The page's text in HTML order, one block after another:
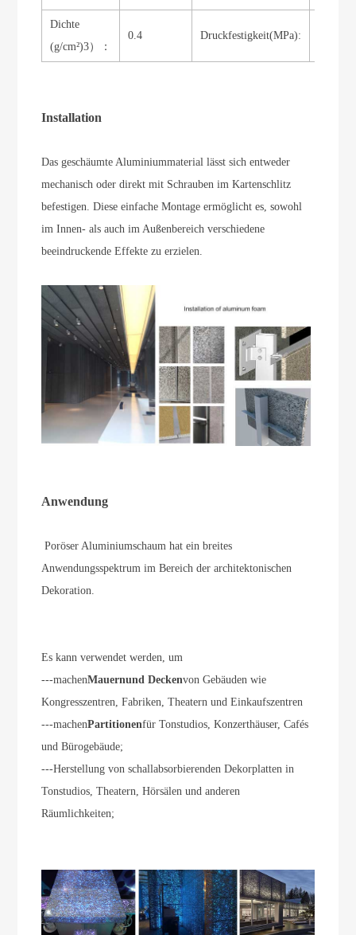
Dichte
(g/cm²)3）：
0.4 Druckfestigkeit(MPa):
Installation
Das geschäumte Aluminiummaterial lässt sich entweder
mechanisch oder direkt mit Schrauben im Kartenschlitz
befestigen. Diese einfache Montage ermöglicht es, sowohl
im Innen- als auch im Außenbereich verschiedene
beeindruckende Effekte zu erzielen.
Anwendung
Poröser Aluminiumschaum hat ein breites
Anwendungsspektrum im Bereich der architektonischen
Dekoration.
Es kann verwendet werden, um
---machenMauernund Deckenvon Gebäuden wie
Kongresszentren, Fabriken, Theatern und Einkaufszentren
---machenPartitionenfür Tonstudios, Konzerthäuser, Cafés
und Bürogebäude;
---Herstellung von schallabsorbierenden Dekorplatten in
Tonstudios, Theatern, Hörsälen und anderen
Räumlichkeiten;